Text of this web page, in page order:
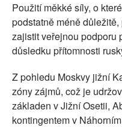
Použití měkké síly, o
podstatně méně
zajistit veřejnou podporu
důsledku přítomnosti
Z pohledu Moskvy jižní
zóny zájmů, což je
základen v Jižní Osetii,
kontingentem v